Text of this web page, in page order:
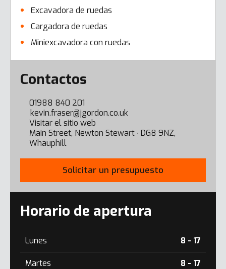
Excavadora de ruedas
Cargadora de ruedas
Miniexcavadora con ruedas
Error here
Contactos
01988 840 201
kevin.fraser@jgordon.co.uk
Visitar el sitio web
Main Street, Newton Stewart ∙ DG8 9NZ,
Whauphill
Solicitar un presupuesto
Horario de apertura
Lunes 8 - 17
Martes 8 - 17